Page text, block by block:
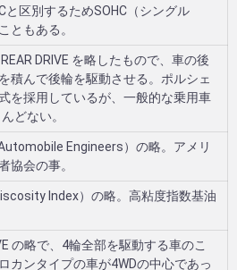
と区別するためSOHC（シングル
ともある。
REAR DRIVE を略したもので、車の後
積んで後輪を駆動させる。ポルシェ
を採用しているが、一般的な乗用車
どない。
Engineers）の略。アメリ
協会の事。
Index）の略。高粘度指数基油
の略で、4輪全部を駆動する車のこ
カンタイプの車が4WDの中心であっ